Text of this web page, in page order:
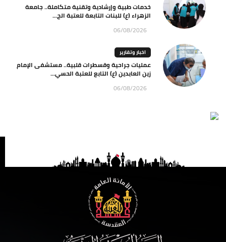
خدمات طبية وإرشادية وتقنية متكاملة.. جامعة
الزهراء (ع) للبنات التابعة للعتبة الح...
06/08/2026
اخبار وتقارير
عمليات جراحية وقسطرات قلبية.. مستشفى الإمام
زين العابدين (ع) التابع للعتبة الحسي...
06/08/2026